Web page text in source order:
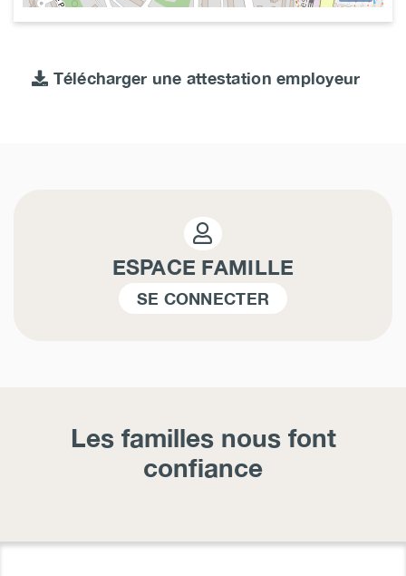
Télécharger une attestation employeur
ESPACE FAMILLE
SE CONNECTER
Les familles nous font
confiance